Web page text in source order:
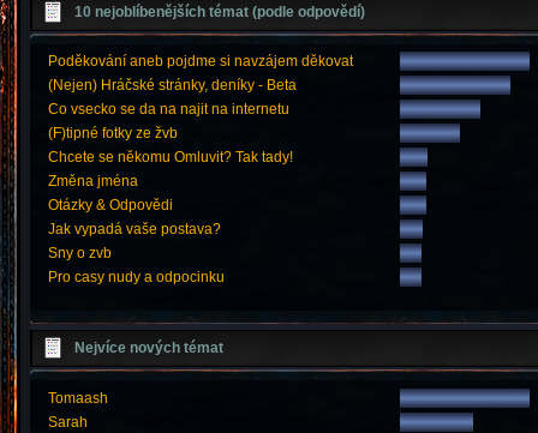
10 nejoblíbenějších témat (podle odpovědí)
Poděkování aneb pojdme si navzájem děkovat
(Nejen) Hráčské stránky, deníky - Beta
Co vsecko se da na najit na internetu
(F)tipné fotky ze žvb
Chcete se někomu Omluvit? Tak tady!
Změna jména
Otázky & Odpovědi
Jak vypadá vaše postava?
Sny o zvb
Pro casy nudy a odpocinku
Nejvíce nových témat
Tomaash
Sarah